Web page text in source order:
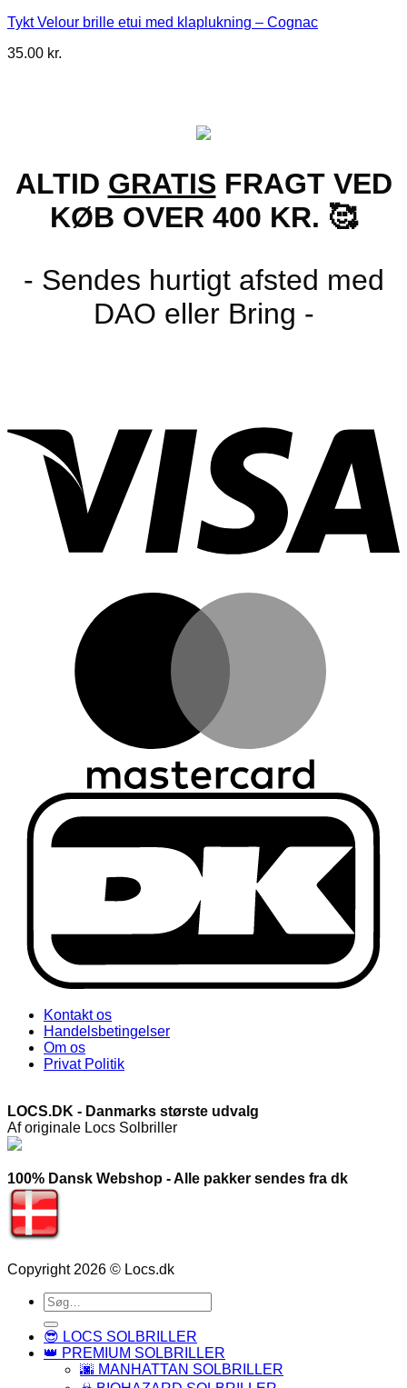
Tykt Velour brille etui med klaplukning – Cognac
35.00 kr.
ALTID GRATIS FRAGT VED
KØB OVER 400 KR. 🥰
- Sendes hurtigt afsted med
DAO eller Bring -
Kontakt os
Handelsbetingelser
Om os
Privat Politik
LOCS.DK - Danmarks største udvalg
Af originale Locs Solbriller
100% Dansk Webshop - Alle pakker sendes fra dk
Copyright 2026 © Locs.dk
Søg
efter:
😎 LOCS SOLBRILLER
👑 PREMIUM SOLBRILLER
🌆 MANHATTAN SOLBRILLER